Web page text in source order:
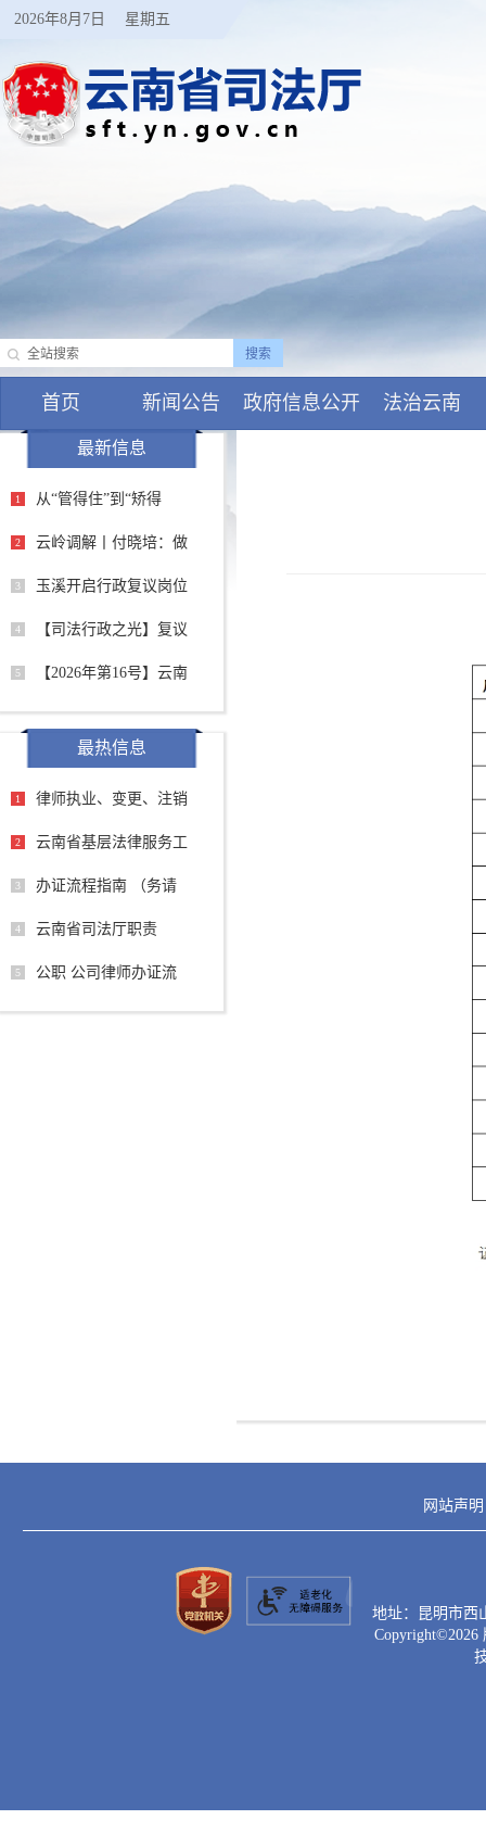
2026年8月7日 星期五
首页 新闻公告 政府信息公开 法治云南
最新信息
1 从“管得住”到“矫得
2 云岭调解丨付晓培：做
3 玉溪开启行政复议岗位
4 【司法行政之光】复议
5 【2026年第16号】云南
最热信息
1 律师执业、变更、注销
2 云南省基层法律服务工
3 办证流程指南 （务请
4 云南省司法厅职责
5 公职 公司律师办证流
网站声明
地址：昆明市西
Copyright©2026